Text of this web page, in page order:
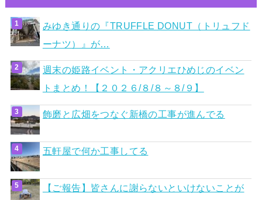
みゆき通りの『TRUFFLE DONUT（トリュフド
ーナツ）』が…
週末の姫路イベント・アクリエひめじのイベン
トまとめ！【２０２６/８/８～８/９】
飾磨と広畑をつなぐ新橋の工事が進んでる
五軒屋で何か工事してる
【ご報告】皆さんに謝らないといけないことが